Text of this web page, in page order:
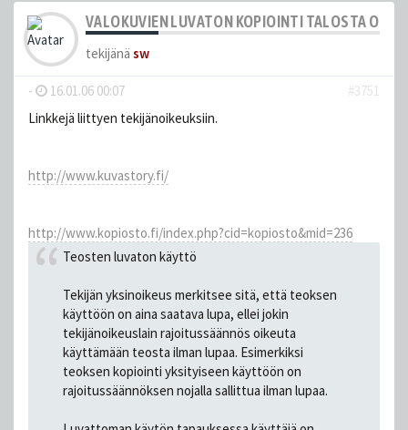
VALOKUVIEN LUVATON KOPIOINTI TALOSTA ON
tekijänä sw
- 16.01.06 00:07
#3751
Linkkejä liittyen tekijänoikeuksiin.
http://www.kuvastory.fi/
http://www.kopiosto.fi/index.php?cid=kopiosto&mid=236
Teosten luvaton käyttö
Tekijän yksinoikeus merkitsee sitä, että teoksen
käyttöön on aina saatava lupa, ellei jokin
tekijänoikeuslain rajoitussäännös oikeuta
käyttämään teosta ilman lupaa. Esimerkiksi
teoksen kopiointi yksityiseen käyttöön on
rajoitussäännöksen nojalla sallittua ilman lupaa.